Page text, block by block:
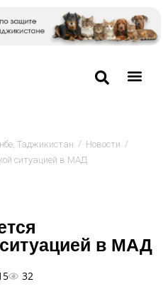
Таджикистан / Новости /
ситуацией в МАД
в МАД
32